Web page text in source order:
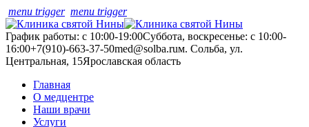
menu trigger menu trigger
График работы: с 10:00-19:00Суббота, воскресенье: с 10:00-
16:00+7(910)-663-37-50med@solba.ruм. Сольба, ул.
Центральная, 15Ярославская область
Главная
О медцентре
Наши врачи
Услуги